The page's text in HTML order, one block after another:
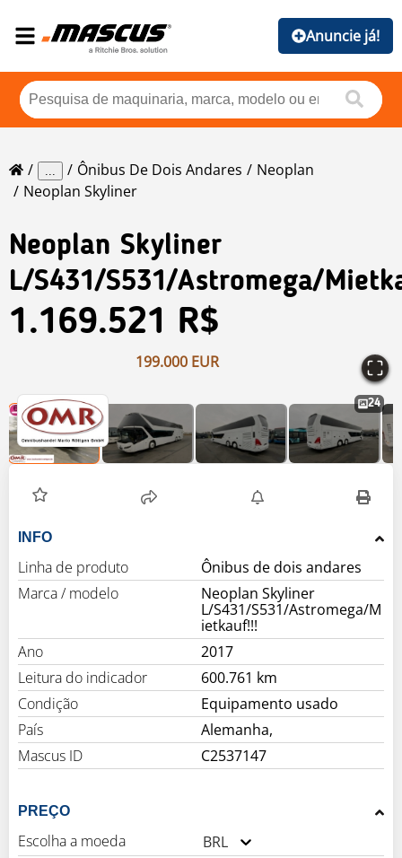
Anuncie já!
... Ônibus De Dois Andares
Neoplan
Neoplan Skyliner
Neoplan Skyliner
L/S431/S531/Astromega/
1.169.521 R$
199.000 EUR
24
INFO
Linha de produto
Ônibus de dois andares
Marca / modelo
Neoplan Skyliner
L/S431/S531/Astromega/M
ietkauf!!!
Ano
2017
Leitura do indicador
600.761 km
Condição
Equipamento usado
País
Alemanha,
Mascus ID
C2537147
PREÇO
Escolha a moeda
BRL